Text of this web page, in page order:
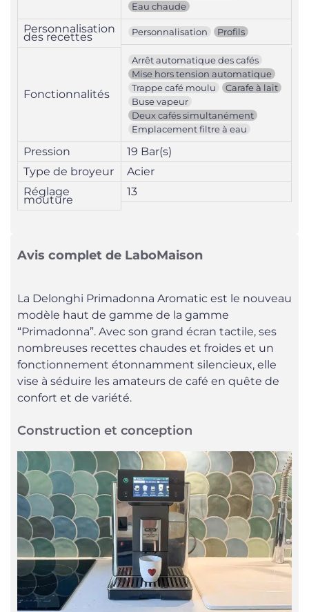
Eau chaude
Personnalisation
des recettes Personnalisation Profils
Fonctionnalités
Arrêt automatique des cafés
Mise hors tension automatique
Trappe café moulu
Carafe à lait
Buse vapeur
Deux cafés simultanément
Emplacement filtre à eau
Pression
19 Bar(s)
Type de broyeur
Acier
Réglage
mouture
13
Avis complet de LaboMaison
La Delonghi Primadonna Aromatic est le nouveau
modèle haut de gamme de la gamme
“Primadonna”. Avec son grand écran tactile, ses
nombreuses recettes chaudes et froides et un
fonctionnement étonnamment silencieux, elle
vise à séduire les amateurs de café en quête de
confort et de variété.
Construction et conception